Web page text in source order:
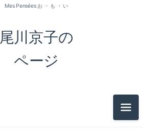
尾川京子の
ページ
Mes Pensées お ・ も ・ い
メニュ